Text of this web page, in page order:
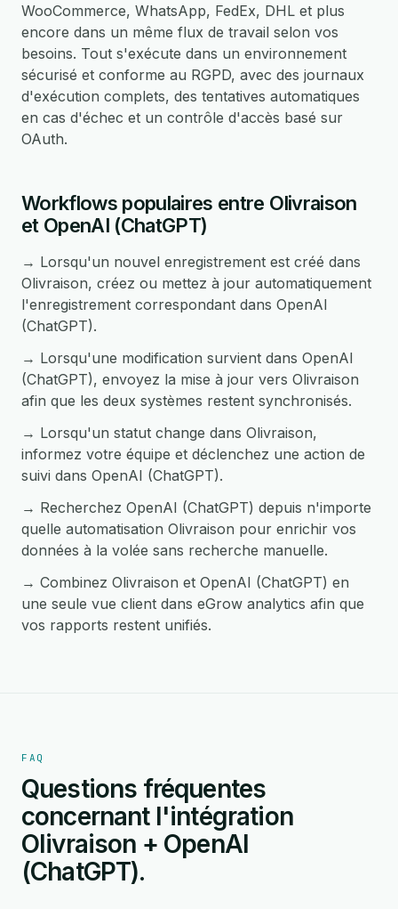
WooCommerce, WhatsApp, FedEx, DHL et plus
encore dans un même flux de travail selon vos
besoins. Tout s'exécute dans un environnement
sécurisé et conforme au RGPD, avec des journaux
d'exécution complets, des tentatives automatiques
en cas d'échec et un contrôle d'accès basé sur
OAuth.
Workflows populaires entre Olivraison
et OpenAI (ChatGPT)
→ Lorsqu'un nouvel enregistrement est créé dans
Olivraison, créez ou mettez à jour automatiquement
l'enregistrement correspondant dans OpenAI
(ChatGPT).
→ Lorsqu'une modification survient dans OpenAI
(ChatGPT), envoyez la mise à jour vers Olivraison
afin que les deux systèmes restent synchronisés.
→ Lorsqu'un statut change dans Olivraison,
informez votre équipe et déclenchez une action de
suivi dans OpenAI (ChatGPT).
→ Recherchez OpenAI (ChatGPT) depuis n'importe
quelle automatisation Olivraison pour enrichir vos
données à la volée sans recherche manuelle.
→ Combinez Olivraison et OpenAI (ChatGPT) en
une seule vue client dans eGrow analytics afin que
vos rapports restent unifiés.
FAQ
Questions fréquentes
concernant l'intégration
Olivraison + OpenAI
(ChatGPT).